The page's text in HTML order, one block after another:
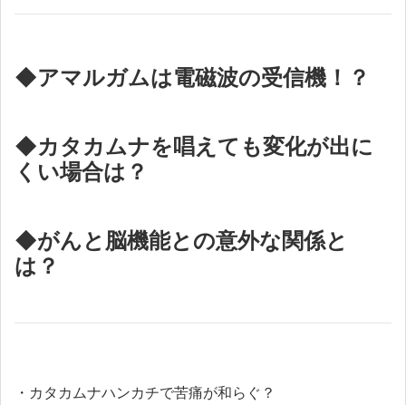
◆アマルガムは電磁波の受信機！？
◆カタカムナを唱えても変化が出に
くい場合は？
◆がんと脳機能との意外な関係と
は？
・カタカムナハンカチで苦痛が和らぐ？